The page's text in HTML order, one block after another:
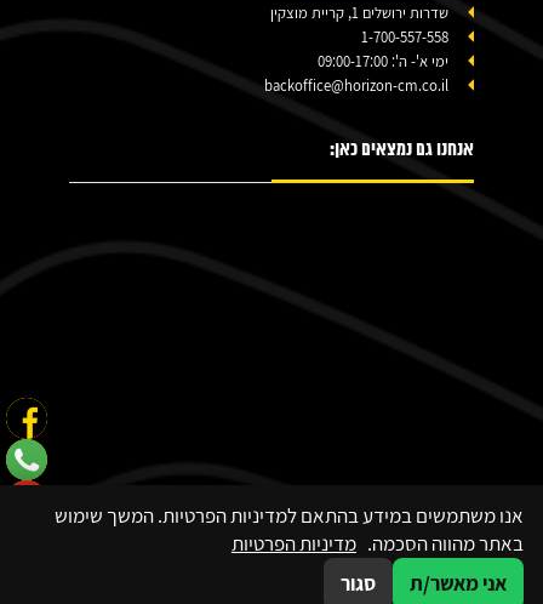
שדרות ירושלים 1, קריית מוצקין
1-700-557-558
ימי א'- ה': 09:00-17:00
backoffice@horizon-cm.co.il
אנחנו גם נמצאים כאן:
אנו משתמשים במידע בהתאם למדיניות הפרטיות. המשך שימוש
באתר מהווה הסכמה. מדיניות הפרטיות
אני מאשר/ת
סגור